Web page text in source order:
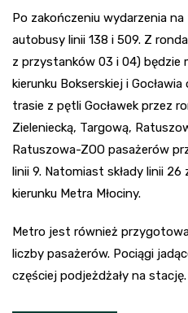
Po zakończeniu wydarzenia
autobusy linii 138 i 509. Z
z przystanków 03 i 04) będzie
kierunku Bokserskiej i
trasie z pętli Gocławek przez
Zieleniecką, Targową,
Ratuszowa-ZOO pasażerów
linii 9. Natomiast składy linii
kierunku Metra Młociny.
Metro jest również
liczby pasażerów. Pociągi
częściej podjeżdżały na stację.